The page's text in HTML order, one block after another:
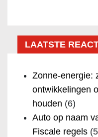
LAATSTE
Zonne-energie:
ontwikkelingen
houden (6)
Auto op naam
Fiscale regels